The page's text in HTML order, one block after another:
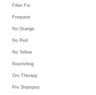
Fiber Fix
Frequent
No Orange
No Red
No Yellow
Nourishing
Oro Therapy
Pre Shampoo